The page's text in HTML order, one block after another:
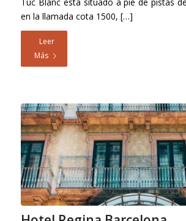
en la llamada cota 1500, […]
Leer
Más